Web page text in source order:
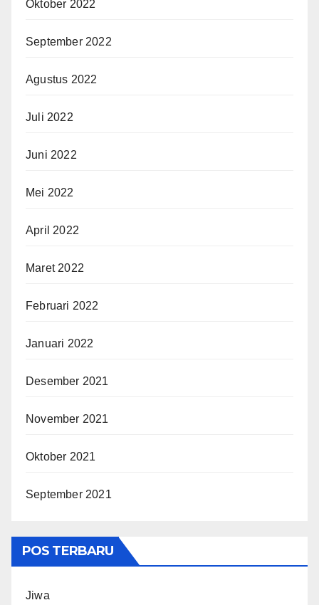
Oktober 2022
September 2022
Agustus 2022
Juli 2022
Juni 2022
Mei 2022
April 2022
Maret 2022
Februari 2022
Januari 2022
Desember 2021
November 2021
Oktober 2021
September 2021
POS TERBARU
Jiwa